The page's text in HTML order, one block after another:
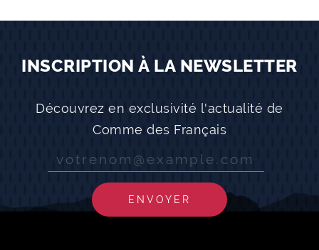
INSCRIPTION À LA NEWSLETTER
Découvrez en exclusivité l'actualité de
Comme des Français
ENVOYER